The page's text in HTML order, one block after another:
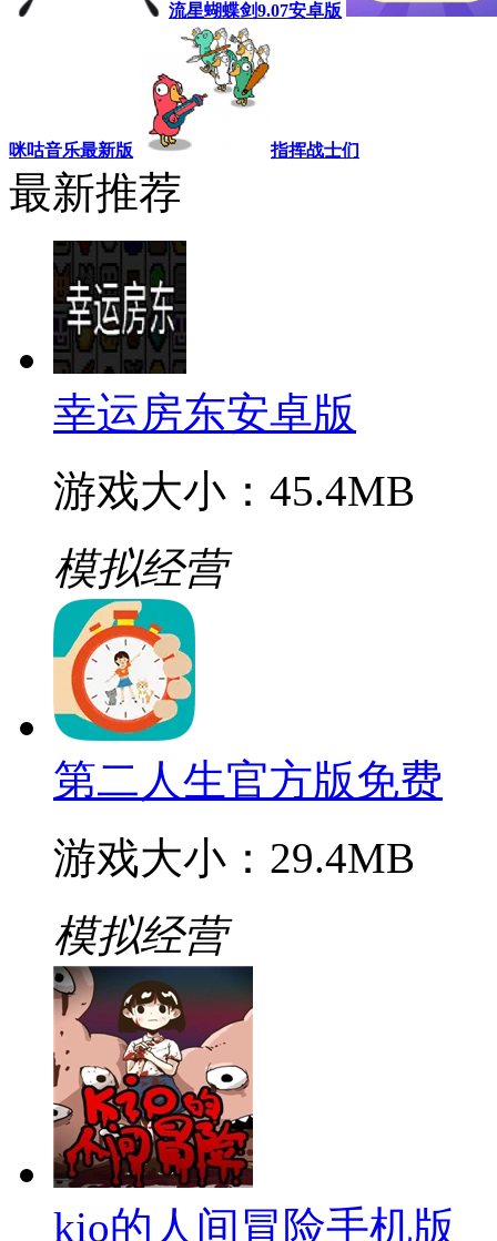
流星蝴蝶剑9.07安卓版
咪咕音乐最新版 指挥战士们
最新推荐
幸运房东安卓版
游戏大小：45.4MB
模拟经营
第二人生官方版免费
游戏大小：29.4MB
模拟经营
kio的人间冒险手机版